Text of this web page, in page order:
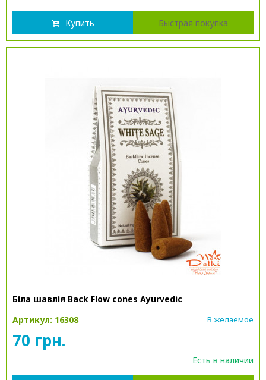
Купить Быстрая покупка
Біла шавлія Back Flow cones Ayurvedic
Артикул: 16308
В желаемое
70 грн.
Есть в наличии